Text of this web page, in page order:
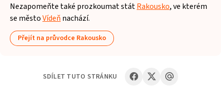
Nezapomeňte také prozkoumat státRakousko, ve kterém
se městoVídeň nachází.
Přejít na průvodce Rakousko
SDÍLET TUTO STRÁNKU